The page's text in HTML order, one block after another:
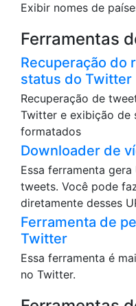
Exibir nomes de
Ferramentas
Recuperação do
status do Twitter
Recuperação de
Twitter e exibição de
formatados
Downloader de
Essa ferramenta
tweets. Você pode
diretamente desses
Ferramenta de
Twitter
Essa ferramenta é
no Twitter.